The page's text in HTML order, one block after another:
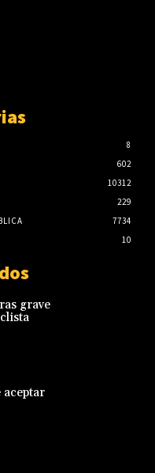
8
602
10312
229
7734
10
grave